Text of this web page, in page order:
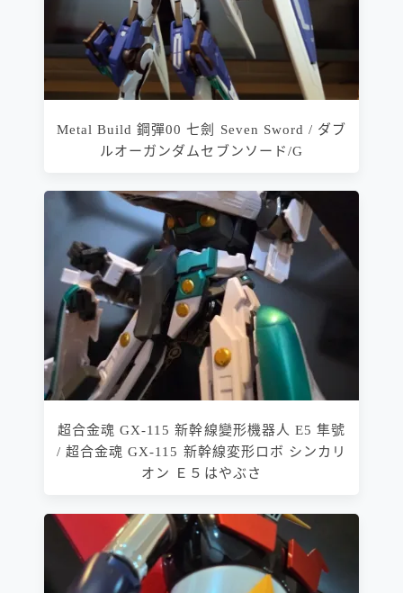
Metal Build 鋼彈00 七劍 Seven Sword / ダブ
ルオーガンダムセブンソード/G
超合金魂 GX-115 新幹線變形機器人 E5 隼號
/ 超合金魂 GX-115 新幹線変形ロボ シンカリ
オン Ｅ５はやぶさ